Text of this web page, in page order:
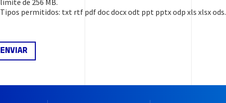
límite de 256 MB.
Tipos permitidos: txt rtf pdf doc docx odt ppt pptx odp xls xlsx ods.